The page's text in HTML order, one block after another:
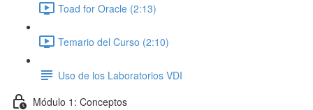
Toad for Oracle (2:13)
Temario del Curso (2:10)
Uso de los Laboratorios VDI
Módulo 1: Conceptos